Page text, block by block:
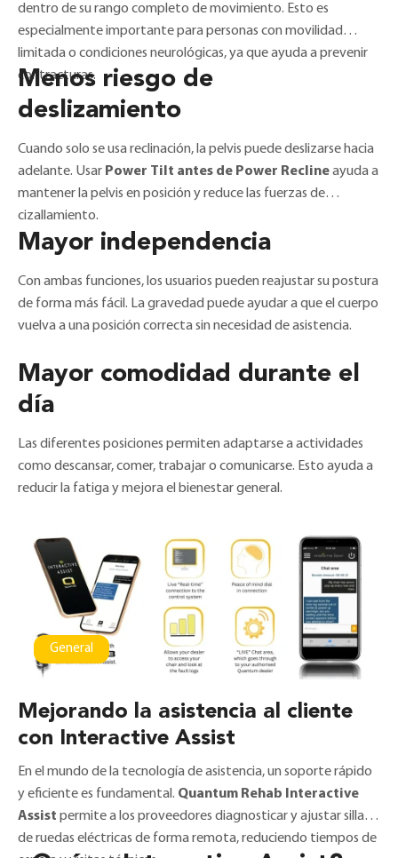
dentro de su rango completo de movimiento. Esto es
especialmente importante para personas con movilidad
limitada o condiciones neurológicas, ya que ayuda a prevenir
contracturas.
Menos riesgo de
deslizamiento
Cuando solo se usa reclinación, la pelvis puede deslizarse hacia
adelante. Usar Power Tilt antes de Power Reclineayuda a
mantener la pelvis en posición y reduce las fuerzas de
cizallamiento.
Mayor independencia
Con ambas funciones, los usuarios pueden reajustar su postura
de forma más fácil. La gravedad puede ayudar a que el cuerpo
vuelva a una posición correcta sin necesidad de asistencia.
Mayor comodidad durante el
día
Las diferentes posiciones permiten adaptarse a actividades
como descansar, comer, trabajar o comunicarse. Esto ayuda a
reducir la fatiga y mejora el bienestar general.
General
Mejorando la asistencia al cliente
con Interactive Assist
En el mundo de la tecnología de asistencia, un soporte rápido
y eficiente es fundamental. Quantum Rehab Interactive
Assist permite a los proveedores diagnosticar y ajustar sillas
de ruedas eléctricas de forma remota, reduciendo tiempos de